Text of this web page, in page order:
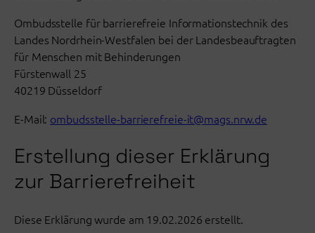
Ombudsstelle für barrierefreie Informationstechnik des
Landes Nordrhein-Westfalen bei der Landesbeauftragten
für Menschen mit Behinderungen
Fürstenwall 25
40219 Düsseldorf
E-Mail: ombudsstelle-barrierefreie-it@mags.nrw.de
Erstellung dieser Erklärung
zur Barrierefreiheit
Diese Erklärung wurde am 19.02.2026 erstellt.